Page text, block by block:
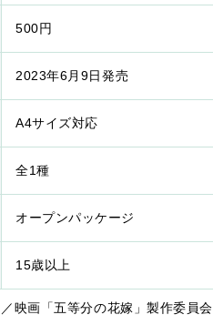
500円
2023年6月9日発売
A4サイズ対応
全1種
オープンパッケージ
15歳以上
映画「五等分の花嫁」製作委員会